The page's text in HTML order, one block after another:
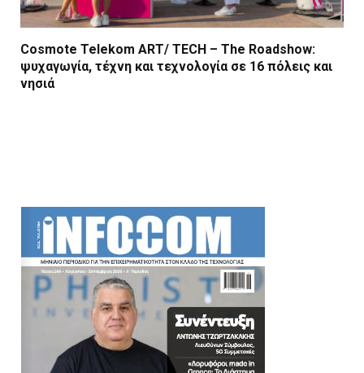
Cosmote Telekom ART/ TECH – The Roadshow:
ψυχαγωγία, τέχνη και τεχνολογία σε 16 πόλεις και
νησιά